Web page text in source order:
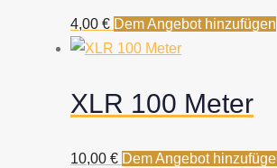
4,00 € Dem Angebot hinzufügen
XLR 100 Meter
10,00 € Dem Angebot